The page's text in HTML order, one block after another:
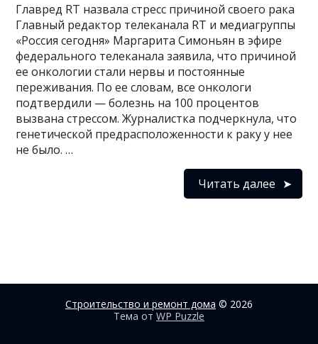
Главред RT назвала стресс причиной своего рака
Главный редактор телеканала RT и медиагруппы
«Россия сегодня» Маргарита Симоньян в эфире
федерального телеканала заявила, что причиной
ее онкологии стали нервы и постоянные
переживания. По ее словам, все онкологи
подтвердили — болезнь на 100 процентов
вызвана стрессом. Журналистка подчеркнула, что
генетической предрасположенности к раку у нее
не было. …
Читать далее
Строительство и ремонт дома © 2026
Тема от WP Puzzle